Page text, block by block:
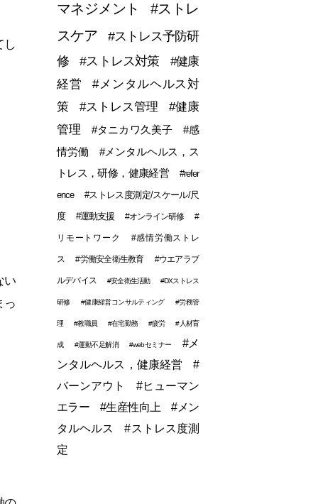
し
い
っ
マネジメント
#ストレ
スケア
#ストレス予防研
修
#ストレス対策
#健康
経営
#メンタルヘルス対
策
#ストレス管理
#健康
管理
#タニカワ久美子
#感
情労働
#メンタルヘルス，ス
トレス，研修，健康経営
#refer
ence
#ストレス度測定/スケール/尺
度
#運動支援 #オンライン研修 #
リモートワーク #感情労働ストレ
ス #労働安全衛生教育 #ウエアラブ
ルデバイス #安全衛生活動 #DXストレス
研修 #健康経営コンサルティング #労務管
理 #教職員 #在宅勤務 #疲労 #人材育
成 #運動不足解消 #webセミナー
#メ
ンタルヘルス，健康経営
#
バーンアウト
#ヒューマン
エラー
#生産性向上
#メン
タルヘルス
#ストレス度測
定